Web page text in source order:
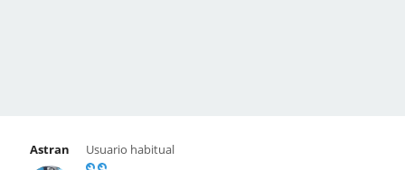
Astran Usuario habitual